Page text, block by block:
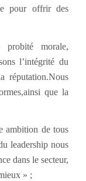
pour offrir des
morale,
l’intégrité du
réputation.Nous
que la
ambition de tous
leadership nous
dans le secteur,
» ;